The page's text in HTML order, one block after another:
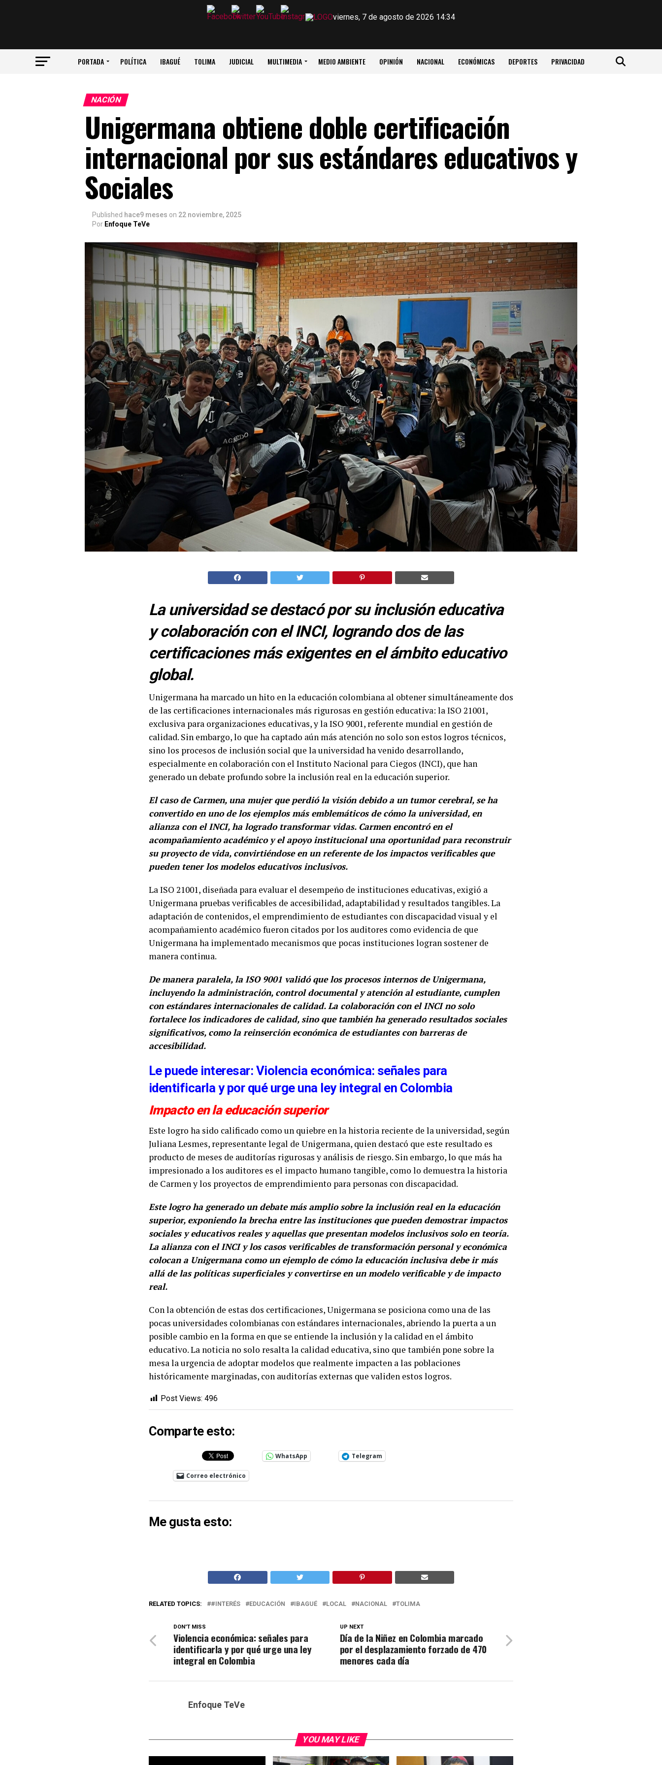
viernes, 7 de agosto de 2026 14:34
PORTADA POLÍTICA IBAGUÉ TOLIMA JUDICIAL MULTIMEDIA MEDIO AMBIENTE OPINIÓN NACIONAL ECONÓMICAS DEPORTES PRIVACIDAD
NACIÓN
Unigermana obtiene doble certificación
internacional por sus estándares educativos y
Sociales
Published hace9 meses on 22 noviembre, 2025
Por Enfoque TeVe
La universidad se destacó por su inclusión educativa
y colaboración con el INCI, logrando dos de las
certificaciones más exigentes en el ámbito educativo
global.
Unigermana ha marcado un hito en la educación colombiana al obtener simultáneamente dos
de las certificaciones internacionales más rigurosas en gestión educativa: la ISO 21001,
exclusiva para organizaciones educativas, y la ISO 9001, referente mundial en gestión de
calidad. Sin embargo, lo que ha captado aún más atención no solo son estos logros técnicos,
sino los procesos de inclusión social que la universidad ha venido desarrollando,
especialmente en colaboración con el Instituto Nacional para Ciegos (INCI), que han
generado un debate profundo sobre la inclusión real en la educación superior.
El caso de Carmen, una mujer que perdió la visión debido a un tumor cerebral, se ha
convertido en uno de los ejemplos más emblemáticos de cómo la universidad, en
alianza con el INCI, ha logrado transformar vidas. Carmen encontró en el
acompañamiento académico y el apoyo institucional una oportunidad para reconstruir
su proyecto de vida, convirtiéndose en un referente de los impactos verificables que
pueden tener los modelos educativos inclusivos.
La ISO 21001, diseñada para evaluar el desempeño de instituciones educativas, exigió a
Unigermana pruebas verificables de accesibilidad, adaptabilidad y resultados tangibles. La
adaptación de contenidos, el emprendimiento de estudiantes con discapacidad visual y el
acompañamiento académico fueron citados por los auditores como evidencia de que
Unigermana ha implementado mecanismos que pocas instituciones logran sostener de
manera continua.
De manera paralela, la ISO 9001 validó que los procesos internos de Unigermana,
incluyendo la administración, control documental y atención al estudiante, cumplen
con estándares internacionales de calidad. La colaboración con el INCI no solo
fortalece los indicadores de calidad, sino que también ha generado resultados sociales
significativos, como la reinserción económica de estudiantes con barreras de
accesibilidad.
Le puede interesar: Violencia económica: señales para
identificarla y por qué urge una ley integral en Colombia
Impacto en la educación superior
Este logro ha sido calificado como un quiebre en la historia reciente de la universidad, según
Juliana Lesmes, representante legal de Unigermana, quien destacó que este resultado es
producto de meses de auditorías rigurosas y análisis de riesgo. Sin embargo, lo que más ha
impresionado a los auditores es el impacto humano tangible, como lo demuestra la historia
de Carmen y los proyectos de emprendimiento para personas con discapacidad.
Este logro ha generado un debate más amplio sobre la inclusión real en la educación
superior, exponiendo la brecha entre las instituciones que pueden demostrar impactos
sociales y educativos reales y aquellas que presentan modelos inclusivos solo en teoría.
La alianza con el INCI y los casos verificables de transformación personal y económica
colocan a Unigermana como un ejemplo de cómo la educación inclusiva debe ir más
allá de las políticas superficiales y convertirse en un modelo verificable y de impacto
real.
Con la obtención de estas dos certificaciones, Unigermana se posiciona como una de las
pocas universidades colombianas con estándares internacionales, abriendo la puerta a un
posible cambio en la forma en que se entiende la inclusión y la calidad en el ámbito
educativo. La noticia no solo resalta la calidad educativa, sino que también pone sobre la
mesa la urgencia de adoptar modelos que realmente impacten a las poblaciones
históricamente marginadas, con auditorías externas que validen estos logros.
Post Views: 496
Comparte esto:
WhatsApp Telegram
Correo electrónico
Me gusta esto:
RELATED TOPICS: #INTERÉS EDUCACIÓN IBAGUÉ LOCAL NACIONAL TOLIMA
UP NEXT
Día de la Niñez en Colombia marcado
por el desplazamiento forzado de 470
menores cada día
DON'T MISS
Violencia económica: señales para
identificarla y por qué urge una ley
integral en Colombia
Enfoque TeVe
YOU MAY LIKE